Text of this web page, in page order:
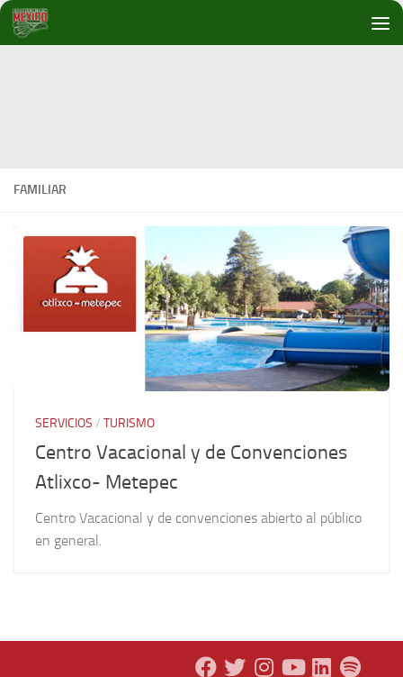
Debajo del contenido
FAMILIAR
SERVICIOS / TURISMO
Centro Vacacional y de Convenciones
Atlixco- Metepec
Centro Vacacional y de convenciones abierto al público
en general.